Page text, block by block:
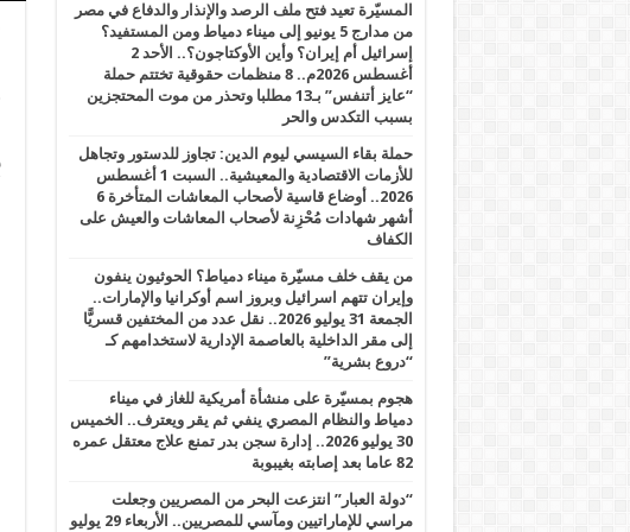
المسيّرة تعيد فتح ملف الرصد والإنذار والدفاع في مصر
من مدارج 5 يونيو إلى ميناء دمياط ومن المستفيد؟
إسرائيل أم إيران؟ وأين الأوكتاجون؟.. الأحد 2
أغسطس 2026م.. 8 منظمات حقوقية تختتم حملة
“عايز أتنفس” بـ13 مطلبا وتحذر من موت المحتجزين
بسبب التكدس والحر
حملة بقاء السيسي ليوم الدين: تجاوز للدستور وتجاهل
للأزمات الاقتصادية والمعيشية.. السبت 1 أغسطس
2026.. أوضاع قاسية لأصحاب المعاشات المتأخرة 6
أشهر شهادات مُحْزِنة لأصحاب المعاشات والعيش على
الكفاف
من يقف خلف مسيّرة ميناء دمياط؟ الحوثيون ينفون
وإيران تتهم اسرائيل وبروز اسم أوكرانيا والإمارات..
الجمعة 31 يوليو 2026.. نقل عدد من المختفين قسريًّا
إلى مقر الداخلية بالعاصمة الإدارية لاستخدامهم كـ
“دروع بشرية”
هجوم بمسيّرة على منشأة أمريكية للغاز في ميناء
دمياط والنظام المصري ينفي ثم يقر ويعترف.. الخميس
30 يوليو 2026.. إدارة سجن بدر تمنع علاج معتقل عمره
82 عاما بعد إصابته بغيبوبة
“دولة العبار” انتزعت البحر من المصريين وجعلت
مراسي للإماراتيين ومآسي للمصريين.. الأربعاء 29 يوليو